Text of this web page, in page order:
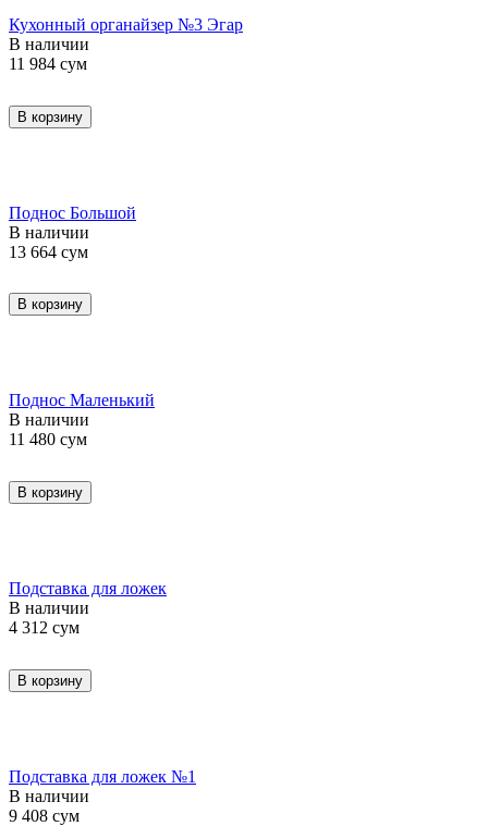
Кухонный органайзер №3 Эгар
В наличии
11 984 сум
В корзину
Поднос Большой
В наличии
13 664 сум
В корзину
Поднос Маленький
В наличии
11 480 сум
В корзину
Подставка для ложек
В наличии
4 312 сум
В корзину
Подставка для ложек №1
В наличии
9 408 сум